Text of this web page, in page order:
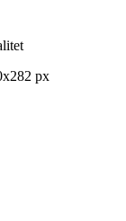
px